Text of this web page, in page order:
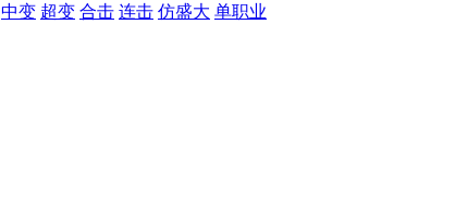
中变 超变 合击 连击 仿盛大 单职业